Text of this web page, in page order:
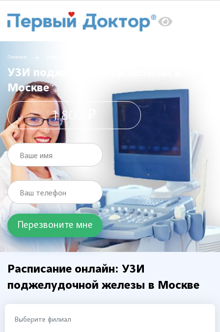
Главная
УЗИ поджелудочной железы в
Москве
1 800 ₽
Ваше имя
Ваш телефон
Расписание онлайн: УЗИ
поджелудочной железы в Москве
Выберите филиал